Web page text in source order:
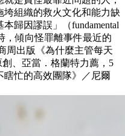
組織的救火文化和能力缺
歸因謬誤」（fundamental
，傾向怪罪離事件最近的
周出版《為什麼主管每天
、亞當．格蘭特力薦，5
瞎忙的高效團隊》／尼爾